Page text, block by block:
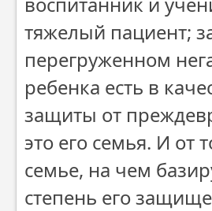
тяжелый пациент;
перегруженном
ребенка есть в
защиты от
это его семья. И от
семье, на чем
степень его